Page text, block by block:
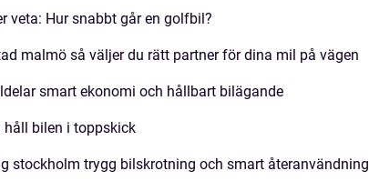
veta: Hur snabbt går en golfbil?
malmö så väljer du rätt partner för dina mil på vägen
smart ekonomi och hållbart bilägande
håll bilen i toppskick
stockholm trygg bilskrotning och smart återanvändning